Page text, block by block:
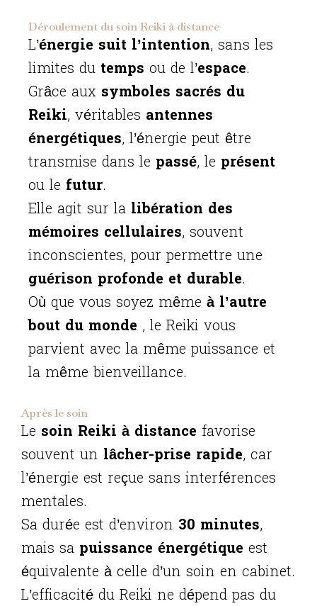
Déroulement du soin Reiki à distance
L’énergie suit l’intention, sans les
limites du temps ou de l’espace.
Grâce aux symboles sacrés du
Reiki, véritables antennes
énergétiques, l’énergie peut être
transmise dans le passé, le présent
ou le futur.
Elle agit sur la libération des
mémoires cellulaires, souvent
inconscientes, pour permettre une
guérison profonde et durable.
Où que vous soyez même à l’autre
bout du monde , le Reiki vous
parvient avec la même puissance et
la même bienveillance.
Après le soin
Le soin Reiki à distance favorise
souvent un lâcher-prise rapide, car
l’énergie est reçue sans interférences
mentales.
Sa durée est d’environ 30 minutes,
mais sa puissance énergétique est
équivalente à celle d’un soin en cabinet.
L’efficacité du Reiki ne dépend pas du